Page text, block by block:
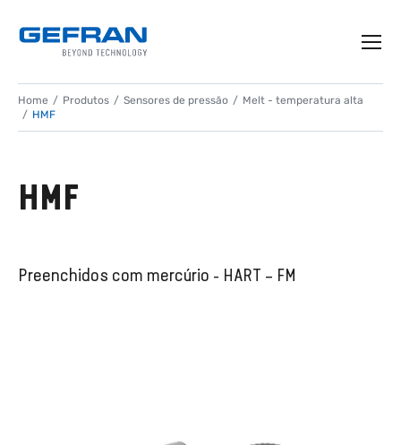
Home Produtos Sensores de pressão
Melt - temperatura alta
HMF
HMF
Preenchidos com mercúrio - HART – FM